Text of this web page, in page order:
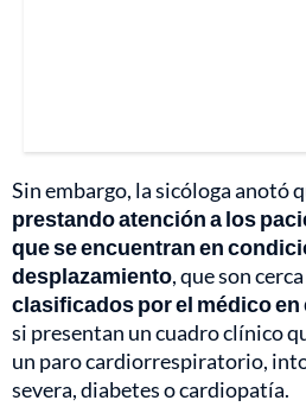
Sin embargo, la sicóloga anotó
prestando atención a los
que se encuentran en
desplazamiento, que son
clasificados por el médico en
si presentan un cuadro clínico
un paro cardiorrespiratorio,
severa, diabetes o cardiopatía.